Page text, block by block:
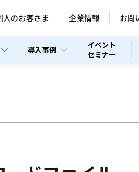
人のお客さま 企業情報 お問
導入事例
イベント
セミナー